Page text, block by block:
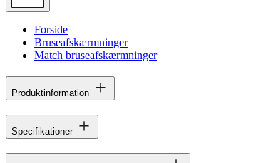
Forside
Bruseafskærmninger
Match bruseafskærmninger
Produktinformation
Specifikationer